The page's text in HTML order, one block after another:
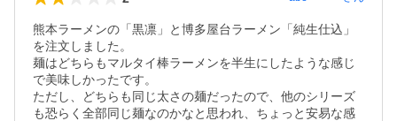
熊本ラーメンの「黒凛」と博多屋台ラーメン「純生仕込」
を注文しました。
麺はどちらもマルタイ棒ラーメンを半生にしたような感じ
で美味しかったです。
ただし、どちらも同じ太さの麺だったので、他のシリーズ
も恐らく全部同じ麺なのかなと思われ、ちょっと安易な感